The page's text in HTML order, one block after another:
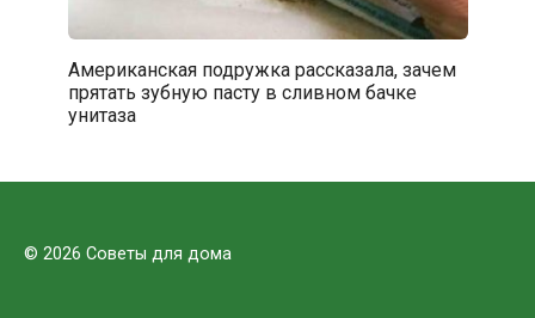
Американская подружка рассказала, зачем
прятать зубную пасту в сливном бачке
унитаза
© 2026 Советы для дома